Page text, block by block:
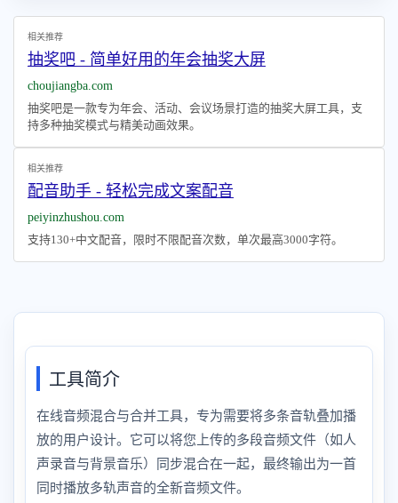
相关推荐
抽奖吧 - 简单好用的年会抽奖大屏
choujiangba.com
抽奖吧是一款专为年会、活动、会议场景打造的抽奖大屏工具，支
持多种抽奖模式与精美动画效果。
相关推荐
配音助手 - 轻松完成文案配音
peiyinzhushou.com
支持130+中文配音，限时不限配音次数，单次最高3000字符。
工具简介
在线音频混合与合并工具，专为需要将多条音轨叠加播
放的用户设计。它可以将您上传的多段音频文件（如人
声录音与背景音乐）同步混合在一起，最终输出为一首
同时播放多轨声音的全新音频文件。